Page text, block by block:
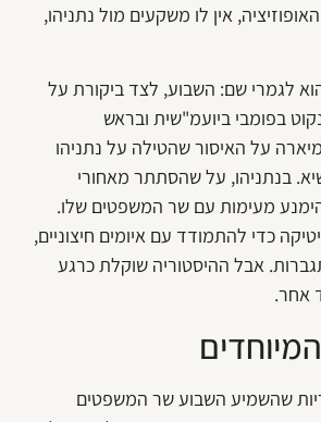
אין לו משקעים מול נתניהו,
לגמרי שם: השבוע, לצד ביקורת על
בפומבי ביועמ"שית ובראש
על האיסור שהטילה על נתניהו
בנתניהו, על שהסתתר מאחורי
מעימות עם שר המשפטים שלו.
כדי להתמודד עם איומים חיצוניים,
אבל ההיסטוריה שוקלת כרגע
אחר.
שהשמיע השבוע שר המשפטים